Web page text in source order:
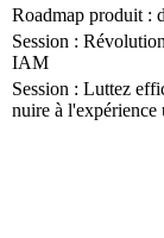
Roadmap produit :
Session :
IAM
Session : Luttez
nuire à